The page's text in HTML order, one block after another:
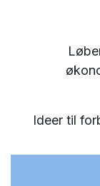
Ideer til